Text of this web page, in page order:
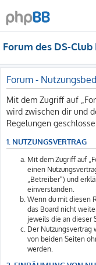
Forum des DS-
Forum -
Mit dem Zugriff auf
wird zwischen dir und
Regelungen
1. NUTZUNGSVERTRAG
Mit dem Zugriff auf
einen
„Betreiber“) und
einverstanden.
Wenn du mit diesen
das Board nicht
jeweils die an dieser
Der Nutzungsvertrag
von beiden Seiten
werden.